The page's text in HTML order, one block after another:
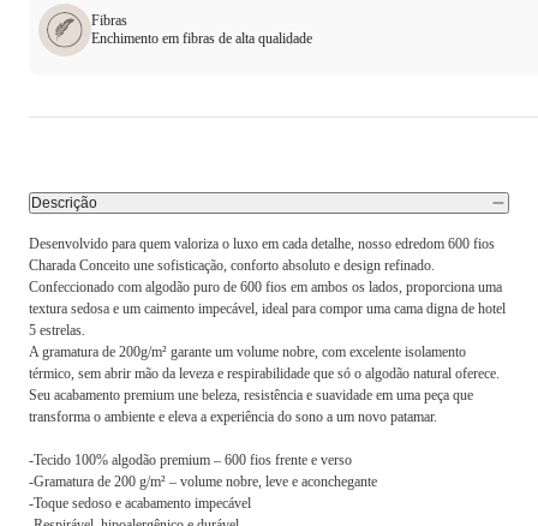
Fibras
Enchimento em fibras de alta qualidade
Descrição
Desenvolvido para quem valoriza o luxo em cada detalhe, nosso edredom 600 fios
Charada Conceito une sofisticação, conforto absoluto e design refinado.
Confeccionado com algodão puro de 600 fios em ambos os lados, proporciona uma
textura sedosa e um caimento impecável, ideal para compor uma cama digna de hotel
5 estrelas.
A gramatura de 200g/m² garante um volume nobre, com excelente isolamento
térmico, sem abrir mão da leveza e respirabilidade que só o algodão natural oferece.
Seu acabamento premium une beleza, resistência e suavidade em uma peça que
transforma o ambiente e eleva a experiência do sono a um novo patamar.
-Tecido 100% algodão premium – 600 fios frente e verso
-Gramatura de 200 g/m² – volume nobre, leve e aconchegante
-Toque sedoso e acabamento impecável